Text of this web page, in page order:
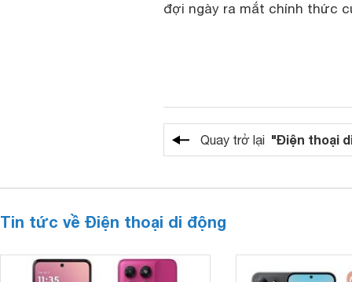
đợi ngày ra mắt chính thức
Quay trở lại "Điện thoại
Tin tức về Điện thoại di động